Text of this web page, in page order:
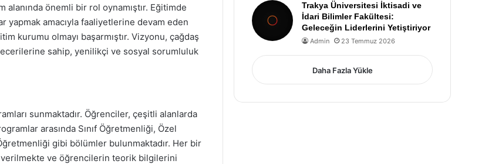
önemli bir rol oynamıştır. Eğitimde
yapmak amacıyla faaliyetlerine devam eden
kurumu olmayı başarmıştır. Vizyonu, çağdaş
sahip, yenilikçi ve sosyal sorumluluk
sunmaktadır. Öğrenciler, çeşitli alanlarda
arasında Sınıf Öğretmenliği, Özel
gibi bölümler bulunmaktadır. Her bir
verilmekte ve öğrencilerin teorik bilgilerini
Trakya Üniversitesi İktisadi ve
İdari Bilimler Fakültesi:
Geleceğin Liderlerini Yetiştiriyor
Admin 23 Temmuz 2026
Daha Fazla Yükle